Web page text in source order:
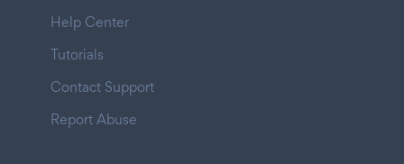
Help Center
Tutorials
Contact Support
Report Abuse